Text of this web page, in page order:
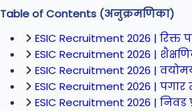
Table of Contents (अनुक्रमणिका)
ESIC Recruitment 2026 | रिक्त
ESIC Recruitment 2026 |
ESIC Recruitment 2026 |
ESIC Recruitment 2026 |
ESIC Recruitment 2026 | निवड